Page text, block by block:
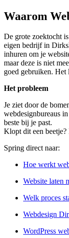
Waarom
De grote zoektocht
eigen bedrijf in
inhuren om je
maar deze is niet
goed gebruiken.
Het probleem
Je ziet door de
webdesignbureaus
beste bij je past.
Klopt dit een
Spring direct naar:
Hoe werkt
Website laten
Welk proces
Webdesign
WordPress